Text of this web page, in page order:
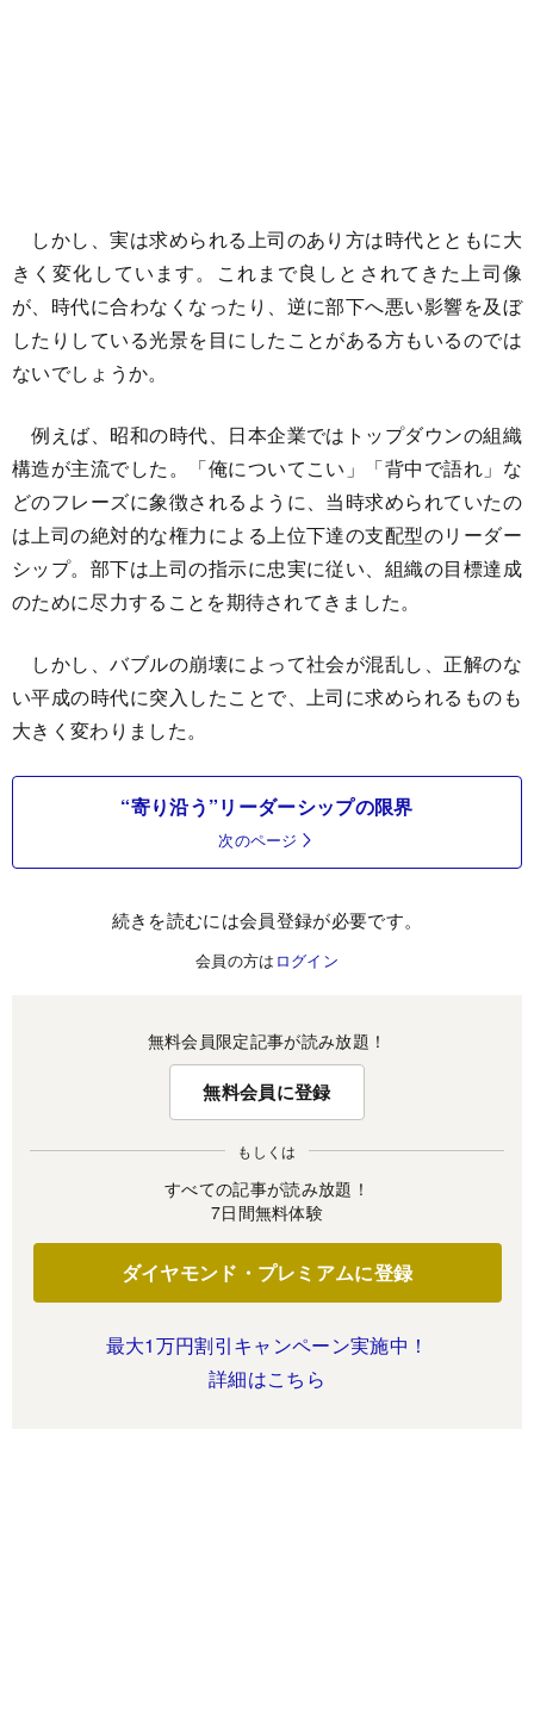
しかし、実は求められる上司のあり方は時代とともに大
きく変化しています。これまで良しとされてきた上司像
が、時代に合わなくなったり、逆に部下へ悪い影響を及ぼ
したりしている光景を目にしたことがある方もいるのでは
ないでしょうか。
例えば、昭和の時代、日本企業ではトップダウンの組織
構造が主流でした。「俺についてこい」「背中で語れ」な
どのフレーズに象徴されるように、当時求められていたの
は上司の絶対的な権力による上位下達の支配型のリーダー
シップ。部下は上司の指示に忠実に従い、組織の目標達成
のために尽力することを期待されてきました。
しかし、バブルの崩壊によって社会が混乱し、正解のな
い平成の時代に突入したことで、上司に求められるものも
大きく変わりました。
“寄り沿う”リーダーシップの限界
次のページ
続きを読むには会員登録が必要です。
会員の方は ログイン
無料会員限定記事が読み放題！
無料会員に登録
もしくは
すべての記事が読み放題！
7日間無料体験
ダイヤモンド・プレミアムに登録
最大1万円割引キャンペーン実施中！
詳細はこちら